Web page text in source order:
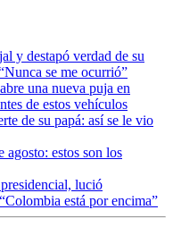
y destapó verdad de su
se me ocurrió”
una nueva puja en
de estos vehículos
de su papá: así se le vio
agosto: estos son los
lució
está por encima”